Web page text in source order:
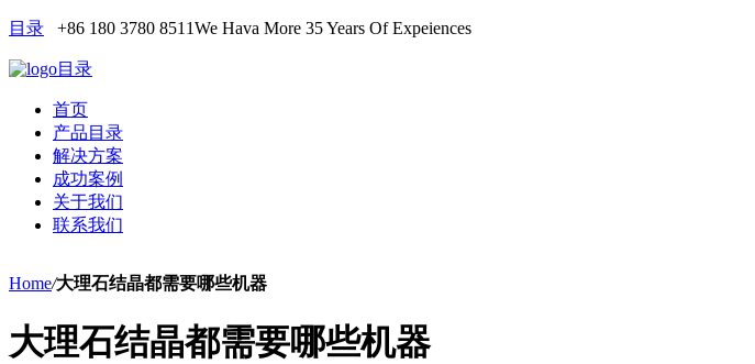
目录 +86 180 3780 8511We Hava More 35 Years Of Expeiences
目录
首页
产品目录
解决方案
成功案例
关于我们
联系我们
Home/大理石结晶都需要哪些机器
大理石结晶都需要哪些机器